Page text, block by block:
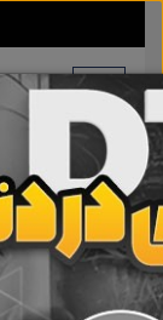
مرجع